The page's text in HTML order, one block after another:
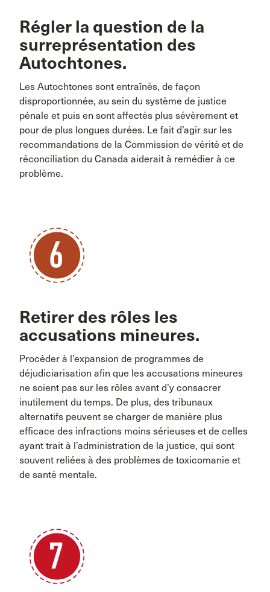
Régler la question de la
surreprésentation des
Autochtones.
Les Autochtones sont entraînés, de façon
disproportionnée, au sein du système de justice
pénale et puis en sont affectés plus sévèrement et
pour de plus longues durées. Le fait d’agir sur les
recommandations de la Commission de vérité et de
réconciliation du Canada aiderait à remédier à ce
problème.
Retirer des rôles les
accusations mineures.
Procéder à l’expansion de programmes de
déjudiciarisation afin que les accusations mineures
ne soient pas sur les rôles avant d’y consacrer
inutilement du temps. De plus, des tribunaux
alternatifs peuvent se charger de manière plus
efficace des infractions moins sérieuses et de celles
ayant trait à l’administration de la justice, qui sont
souvent reliées à des problèmes de toxicomanie et
de santé mentale.